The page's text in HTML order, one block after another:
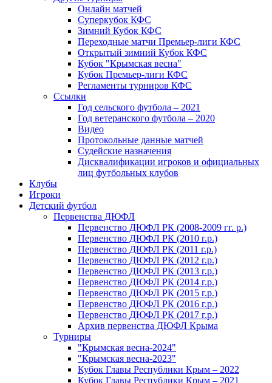
Онлайн матчей
Суперкубок КФС
Зимний Кубок КФС
Переходные матчи Премьер-лиги КФС
Открытый зимний Кубок КФС
Кубок "Крымская весна"
Кубок Премьер-лиги КФС
Регламенты турниров КФС
Ссылки
Год сельского футбола – 2021
Год ветеранского футбола – 2020
Видео
Протокольные данные матчей
Судейские назначения
Дисквалификации игроков и официальных
лиц футбольных клубов
Клубы
Игроки
Детский футбол
Первенства ДЮФЛ
Первенство ДЮФЛ РК (2008-2009 гг. р.)
Первенство ДЮФЛ РК (2010 г.р.)
Первенство ДЮФЛ РК (2011 г.р.)
Первенство ДЮФЛ РК (2012 г.р.)
Первенство ДЮФЛ РК (2013 г.р.)
Первенство ДЮФЛ РК (2014 г.р.)
Первенство ДЮФЛ РК (2015 г.р.)
Первенство ДЮФЛ РК (2016 г.р.)
Первенство ДЮФЛ РК (2017 г.р.)
Архив первенства ДЮФЛ Крыма
Турниры
"Крымская весна-2024"
"Крымская весна-2023"
Кубок Главы Республики Крым – 2022
Кубок Главы Республики Крым – 2021